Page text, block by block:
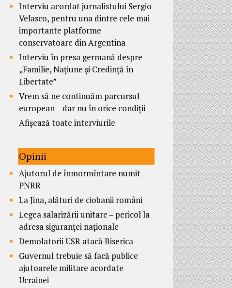
Interviu acordat jurnalistului Sergio
Velasco, pentru una dintre cele mai
importante platforme
conservatoare din Argentina
Interviu în presa germană despre
„Familie, Națiune și Credință în
Libertate”
Vrem să ne continuăm parcursul
european – dar nu în orice condiții
Afișează toate interviurile
Opinii
Ajutorul de înmormîntare numit
PNRR
La Jina, alături de ciobanii români
Legea salarizării unitare – pericol la
adresa siguranței naționale
Demolatorii USR atacă Biserica
Guvernul trebuie să facă publice
ajutoarele militare acordate
Ucrainei